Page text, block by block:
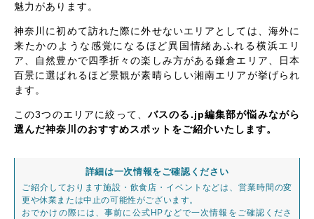
魅力があります。
神奈川に初めて訪れた際に外せないエリアとしては、海外に
来たかのような感覚になるほど異国情緒あふれる横浜エリ
ア、自然豊かで四季折々の楽しみ方がある鎌倉エリア、日本
百景に選ばれるほど景観が素晴らしい湘南エリアが挙げられ
ます。
この3つのエリアに絞って、 バスのる.jp編集部が悩みながら
選んだ神奈川のおすすめスポットをご紹介いたします。
詳細は一次情報をご確認ください
ご紹介しております施設・飲食店・イベントなどは、営業時間の変
更や休業または中止の可能性がございます。
おでかけの際には、事前に公式HPなどで一次情報をご確認くださ